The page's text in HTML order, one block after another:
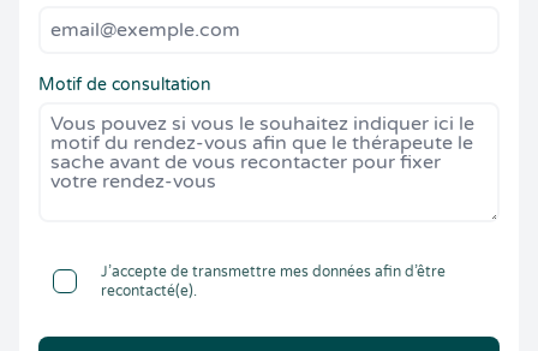
Motif de consultation
J’accepte de transmettre mes données afin d’être
recontacté(e).